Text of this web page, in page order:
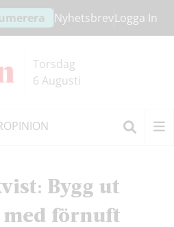
NyhetsbrevLogga In
Torsdag
6 Augusti
OPINION
Bygg ut
förnuft